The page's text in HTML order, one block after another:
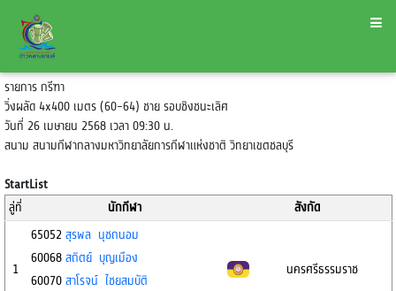
รายการ กรีฑา
วิ่งผลัด 4x400 เมตร (60-64) ชาย รอบชิงชนะเลิศ
วันที่ 26 เมษายน 2568 เวลา 09:30 น.
สนาม สนามกีฬากลางมหาวิทยาลัยการกีฬาแห่งชาติ วิทยาเขตชลบุรี
StartList
ลู่ที่
นักกีฬา สังกัด
1
65052 สุรพล นุชถนอม
60068 สถิตย์ บุญเมือง
60070 สาโรจน์ ไชยสมบัติ
นครศรีธรรมราช